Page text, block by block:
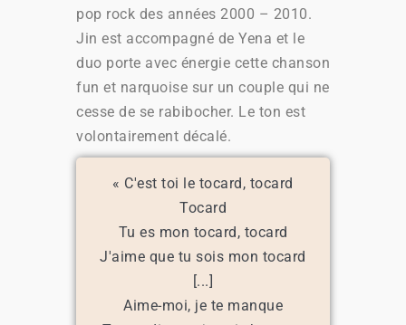
pop rock des années 2000 – 2010.
Jin est accompagné de Yena et le
duo porte avec énergie cette chanson
fun et narquoise sur un couple qui ne
cesse de se rabibocher. Le ton est
volontairement décalé.
« C'est toi le tocard, tocard
Tocard
Tu es mon tocard, tocard
J'aime que tu sois mon tocard
[...]
Aime-moi, je te manque